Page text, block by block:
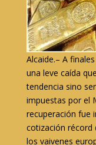
Alcaide.– A
una leve caída
tendencia sino
impuestas por el
recuperación fue
cotización récord
los vaivenes